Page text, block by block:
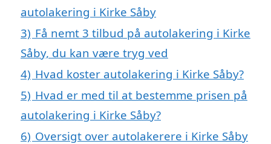
autolakering i Kirke Såby
3) Få nemt 3 tilbud på autolakering i Kirke
Såby, du kan være tryg ved
4) Hvad koster autolakering i Kirke Såby?
5) Hvad er med til at bestemme prisen på
autolakering i Kirke Såby?
6) Oversigt over autolakerere i Kirke Såby